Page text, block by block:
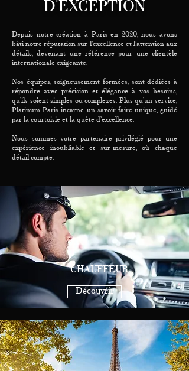
D'EXCEPTION
Depuis notre création à Paris en 2020, nous avons
bâti notre réputation sur l’excellence et l’attention aux
détails, devenant une référence pour une clientèle
internationale exigeante.
Nos équipes, soigneusement formées, sont dédiées à
répondre avec précision et élégance à vos besoins,
qu’ils soient simples ou complexes. Plus qu’un service,
Platinum Paris incarne un savoir-faire unique, guidé
par la courtoisie et la quête d’excellence.
Nous sommes votre partenaire privilégié pour une
expérience inoubliable et sur-mesure, où chaque
détail compte.
CHAUFFEUR
Découvrir